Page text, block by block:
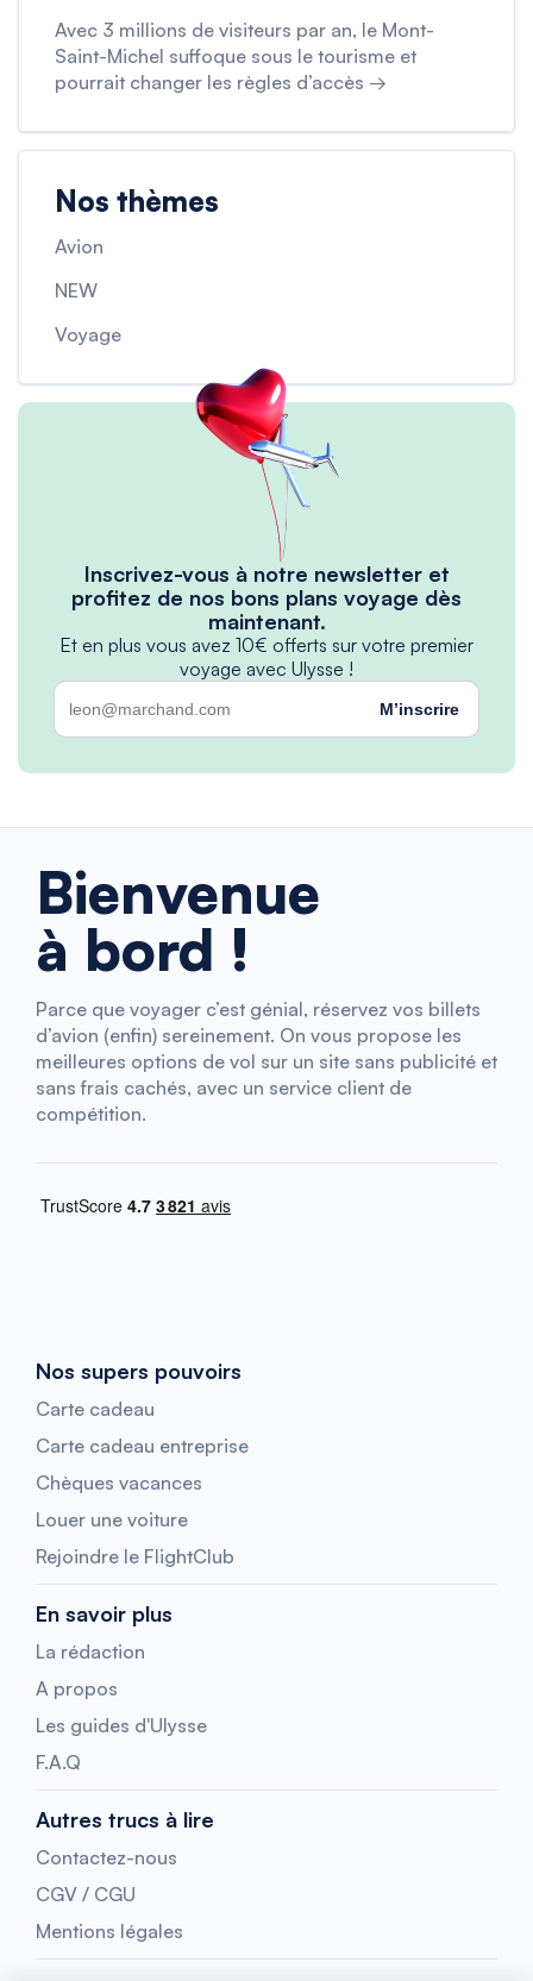
Avec 3 millions de visiteurs par an, le Mont-
Saint-Michel suffoque sous le tourisme et
pourrait changer les règles d’accès →
Nos thèmes
Avion
NEW
Voyage
Inscrivez-vous à notre newsletter et
profitez de nos bons plans voyage dès
maintenant.
Et en plus vous avez 10€ offerts sur votre premier
voyage avec Ulysse !
M’inscrire
Bienvenue
à bord !
Parce que voyager c’est génial, réservez vos billets
d’avion (enfin) sereinement. On vous propose les
meilleures options de vol sur un site sans publicité et
sans frais cachés, avec un service client de
compétition.
Nos supers pouvoirs
Carte cadeau
Carte cadeau entreprise
Chèques vacances
Louer une voiture
Rejoindre le FlightClub
En savoir plus
La rédaction
A propos
Les guides d'Ulysse
F.A.Q
Autres trucs à lire
Contactez-nous
CGV / CGU
Mentions légales